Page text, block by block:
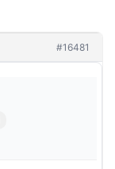
#16481